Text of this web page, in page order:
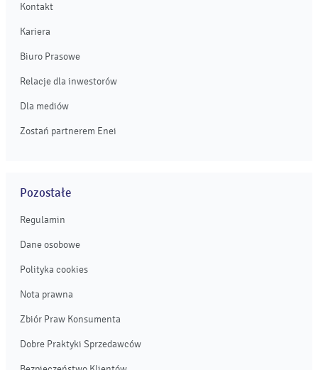
Kontakt
Kariera
Biuro Prasowe
Relacje dla inwestorów
Dla mediów
Zostań partnerem Enei
Pozostałe
Regulamin
Dane osobowe
Polityka cookies
Nota prawna
Zbiór Praw Konsumenta
Dobre Praktyki Sprzedawców